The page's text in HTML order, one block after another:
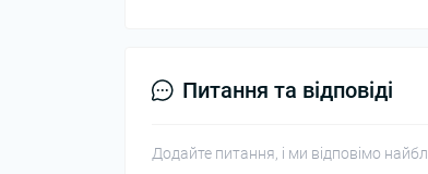
Питання та відповіді
Додайте питання, і ми відповімо